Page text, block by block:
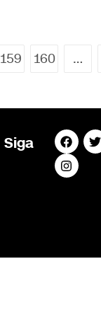
159 160 …
Siga